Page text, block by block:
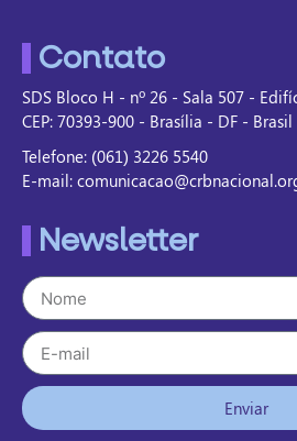
Contato
SDS Bloco H - nº 26 - Sala 507 -
CEP: 70393-900 - Brasília - DF - Brasil
Telefone: (061) 3226 5540
E-mail:
Newsletter
Enviar